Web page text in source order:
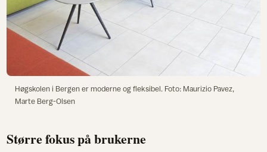
Høgskolen i Bergen er moderne og fleksibel. Foto: Maurizio Pavez,
Marte Berg-Olsen
Større fokus på brukerne